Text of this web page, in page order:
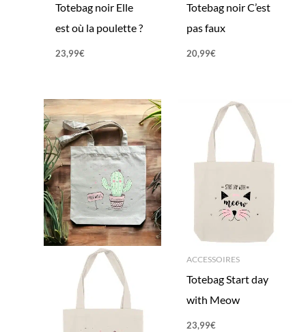
Totebag noir Elle
est où la poulette ?
23,99€
Totebag noir C’est
pas faux
20,99€
ACCESSOIRES
Totebag Start day
with Meow
23,99€